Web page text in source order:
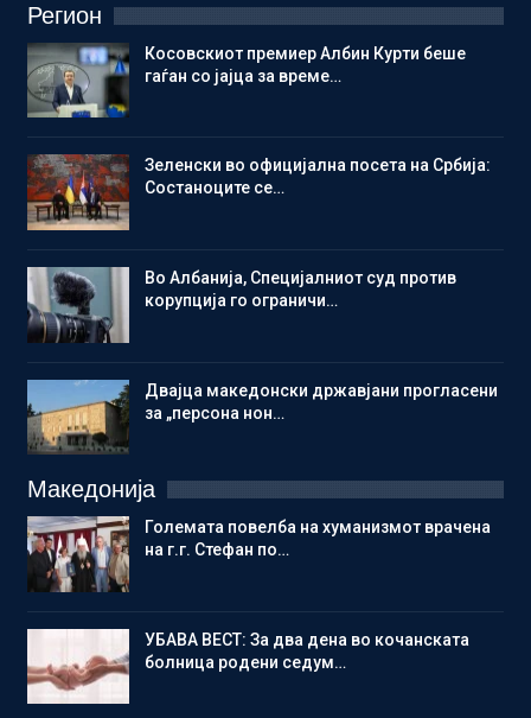
Регион
Косовскиот премиер Албин Курти беше
гаѓан со јајца за време…
Зеленски во официјална посета на Србија:
Состаноците се…
Во Албанија, Специјалниот суд против
корупција го ограничи…
Двајца македонски државјани прогласени
за „персона нон…
Македонија
Големата повелба на хуманизмот врачена
на г.г. Стефан по…
УБАВА ВЕСТ: За два дена во кочанската
болница родени седум…